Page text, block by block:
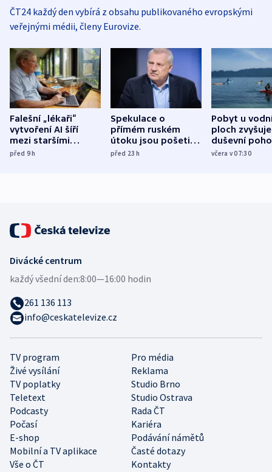
ČT24 každý den vybírá z obsahu publikovaného evropskými
veřejnými médii, členy Eurovize.
Falešní „lékaři“
vytvoření AI šíří
mezi staršími
Poláky nebezpečné
před 9h
Spekulace o
přímém ruském
útoku jsou pošetilé,
míní estonský
před 23h
Pobyt u
ploch zvyšuje
duševní
ukázala
včera v 07:30
TV program
Pro média
Živé vysílání
Reklama
TV poplatky
Studio Brno
Teletext
Studio Ostrava
Podcasty
Rada ČT
Počasí
Kariéra
E-shop
Podávání námětů
Mobilní a TV aplikace
Časté dotazy
Vše o ČT
Kontakty
Divácké centrum
každý všední den:8:00—16:00 hodin
261 136 113
info@ceskatelevize.cz